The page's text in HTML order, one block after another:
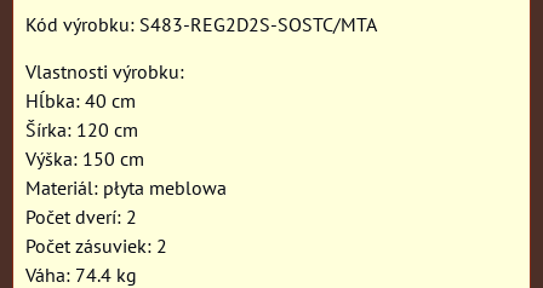
Kód výrobku: S483-REG2D2S-SOSTC/MTA
Vlastnosti výrobku:
Hĺbka: 40 cm
Šírka: 120 cm
Výška: 150 cm
Materiál: płyta meblowa
Počet dverí: 2
Počet zásuviek: 2
Váha: 74.4 kg